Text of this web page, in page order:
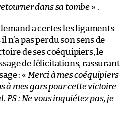
dans sa tombe » .
a certes les ligaments
n’a pas perdu son sens de
de ses coéquipiers, le
de félicitations, rassurant
: « Merci à mes coéquipiers
à mes gars pour cette victoire
PS : Ne vous inquiétez pas, je